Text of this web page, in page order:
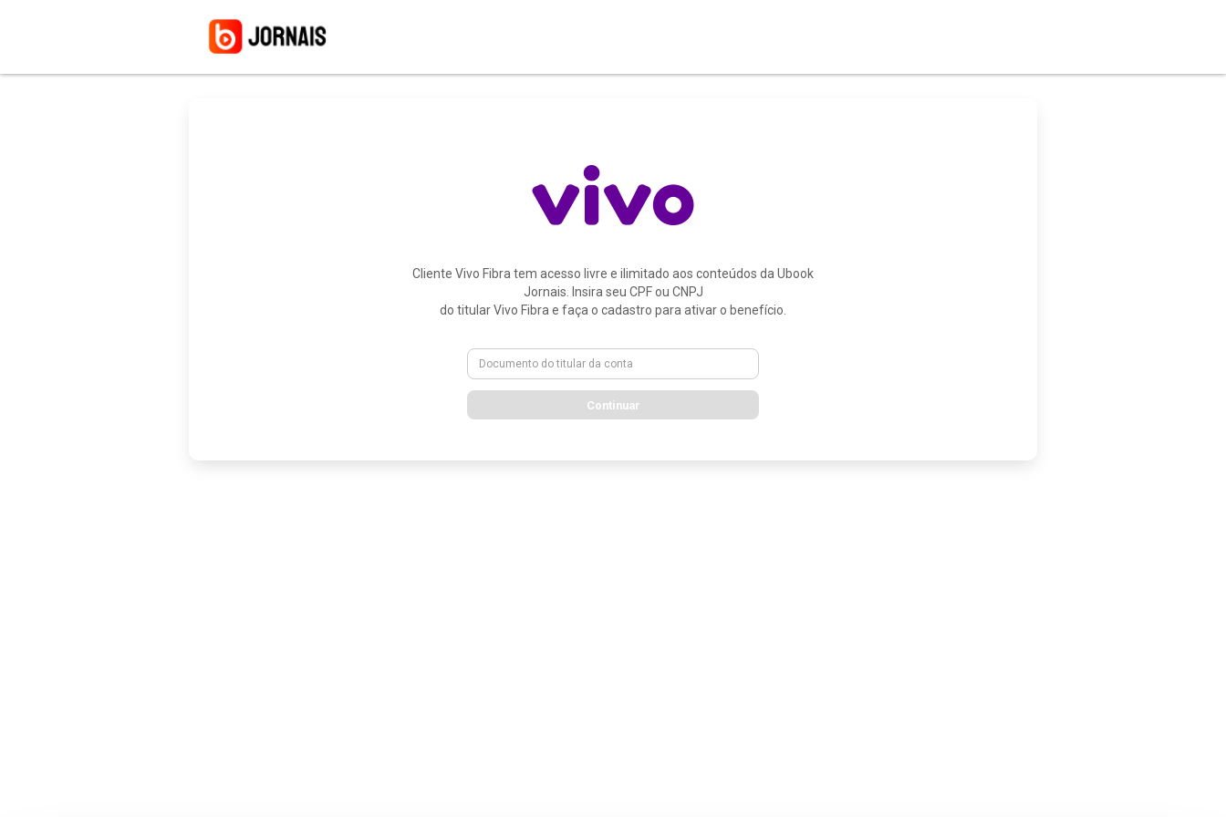
Cliente Vivo Fibra tem acesso livre e ilimitado aos conteúdos da Ubook
Jornais. Insira seu CPF ou CNPJ
do titular Vivo Fibra e faça o cadastro para ativar o benefício.